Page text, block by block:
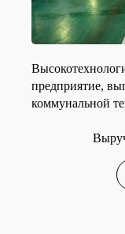
предприятие,
коммунальной